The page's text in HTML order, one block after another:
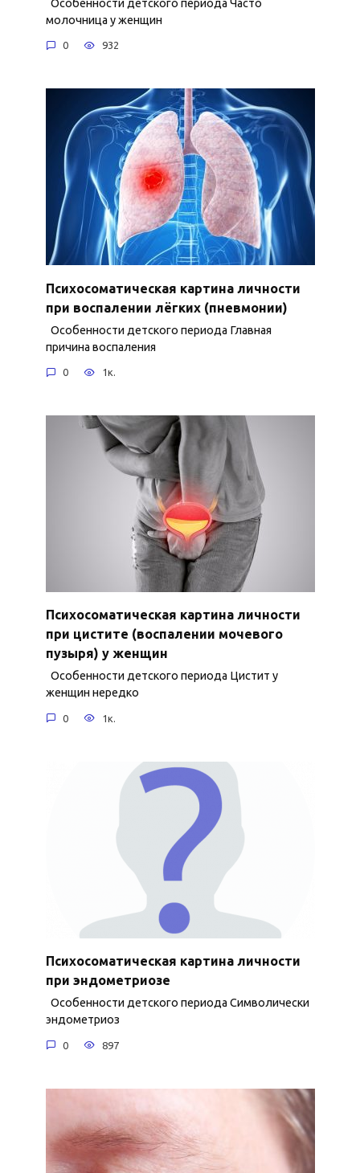
Особенности детского периода Часто
молочница у женщин
0 932
Психосоматическая картина личности
при воспалении лёгких (пневмонии)
Особенности детского периода Главная
причина воспаления
0 1к.
Психосоматическая картина личности
при цистите (воспалении мочевого
пузыря) у женщин
Особенности детского периода Цистит у
женщин нередко
0 1к.
Психосоматическая картина личности
при эндометриозе
Особенности детского периода Символически
эндометриоз
0 897